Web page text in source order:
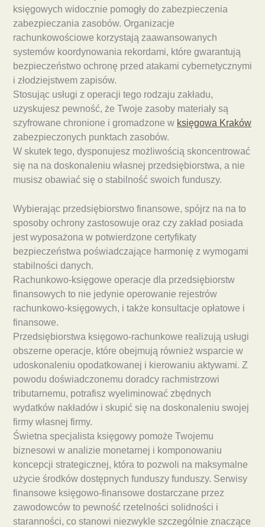
księgowych widocznie pomogły do zabezpieczenia
zabezpieczania zasobów. Organizacje
rachunkowościowe korzystają zaawansowanych
systemów koordynowania rekordami, które gwarantują
bezpieczeństwo ochronę przed atakami cybernetycznymi
i złodziejstwem zapisów.
Stosując usługi z operacji tego rodzaju zakładu,
uzyskujesz pewność, że Twoje zasoby materiały są
szyfrowane chronione i gromadzone w księgowa Kraków
zabezpieczonych punktach zasobów.
W skutek tego, dysponujesz możliwością skoncentrować
się na na doskonaleniu własnej przedsiębiorstwa, a nie
musisz obawiać się o stabilność swoich funduszy.
Wybierając przedsiębiorstwo finansowe, spójrz na na to
sposoby ochrony zastosowuje oraz czy zakład posiada
jest wyposażona w potwierdzone certyfikaty
bezpieczeństwa poświadczające harmonię z wymogami
stabilności danych.
Rachunkowo-księgowe operacje dla przedsiębiorstw
finansowych to nie jedynie operowanie rejestrów
rachunkowo-księgowych, i także konsultacje opłatowe i
finansowe.
Przedsiębiorstwa księgowo-rachunkowe realizują usługi
obszerne operacje, które obejmują również wsparcie w
udoskonaleniu opodatkowanej i kierowaniu aktywami. Z
powodu doświadczonemu doradcy rachmistrzowi
tributarnemu, potrafisz wyeliminować zbędnych
wydatków nakładów i skupić się na doskonaleniu swojej
firmy własnej firmy.
Świetna specjalista księgowy pomoże Twojemu
biznesowi w analizie monetarnej i komponowaniu
koncepcji strategicznej, która to pozwoli na maksymalne
użycie środków dostępnych funduszy funduszy. Serwisy
finansowe księgowo-finansowe dostarczane przez
zawodowców to pewność rzetelności solidności i
staranności, co stanowi niezwykle szczególnie znaczące